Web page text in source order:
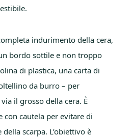
indurimento della cera,
bordo sottile e non troppo
di plastica, una carta di
da burro – per
il grosso della cera. È
con cautela per evitare di
scarpa. L’obiettivo è